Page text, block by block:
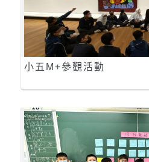
小五M+參觀活動